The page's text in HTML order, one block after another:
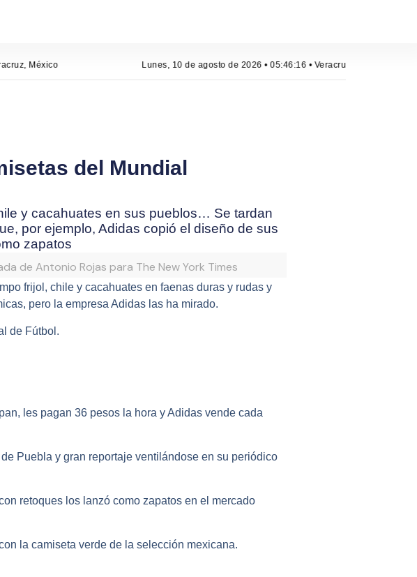
México Lunes, 10 de agosto de 2026 • 05:46:17 • Veracruz, México
del Mundial
y cacahuates en sus pueblos… Se tardan
por ejemplo, Adidas copió el diseño de sus
zapatos
de Antonio Rojas para The New York Times
frijol, chile y cacahuates en faenas duras y rudas y
pero la empresa Adidas las ha mirado.
de Fútbol.
les pagan 36 pesos la hora y Adidas vende cada
Puebla y gran reportaje ventilándose en su periódico
retoques los lanzó como zapatos en el mercado
la camiseta verde de la selección mexicana.